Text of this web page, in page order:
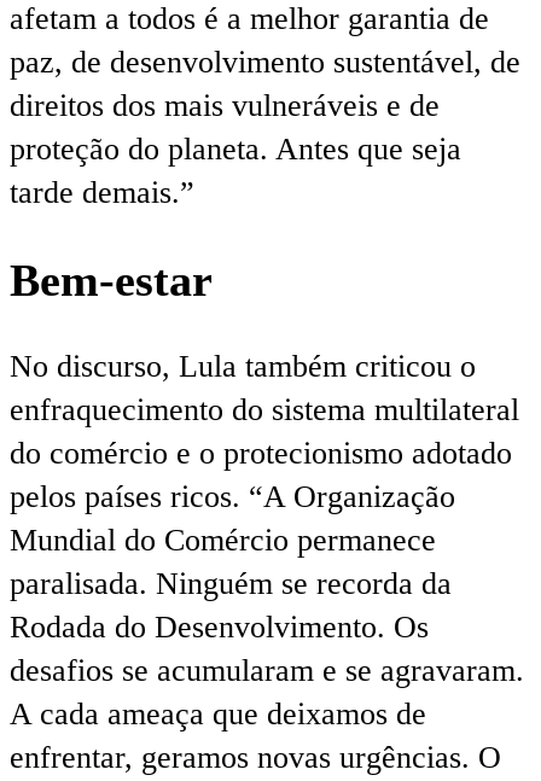
afetam a todos é a melhor garantia de
paz, de desenvolvimento sustentável, de
direitos dos mais vulneráveis e de
proteção do planeta. Antes que seja
tarde demais.”
Bem-estar
No discurso, Lula também criticou o
enfraquecimento do sistema multilateral
do comércio e o protecionismo adotado
pelos países ricos. “A Organização
Mundial do Comércio permanece
paralisada. Ninguém se recorda da
Rodada do Desenvolvimento. Os
desafios se acumularam e se agravaram.
A cada ameaça que deixamos de
enfrentar, geramos novas urgências. O